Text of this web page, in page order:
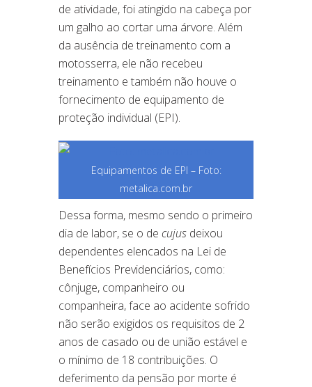
de atividade, foi atingido na cabeça por
um galho ao cortar uma árvore. Além
da ausência de treinamento com a
motosserra, ele não recebeu
treinamento e também não houve o
fornecimento de equipamento de
proteção individual (EPI).
Equipamentos de EPI – Foto:
metalica.com.br
Dessa forma, mesmo sendo o primeiro
dia de labor, se o de cujus deixou
dependentes elencados na Lei de
Benefícios Previdenciários, como:
cônjuge, companheiro ou
companheira, face ao acidente sofrido
não serão exigidos os requisitos de 2
anos de casado ou de união estável e
o mínimo de 18 contribuições. O
deferimento da pensão por morte é